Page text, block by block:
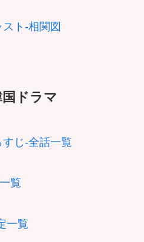
ト-相関図
ドラマ
すじ-全話一覧
覧
一覧